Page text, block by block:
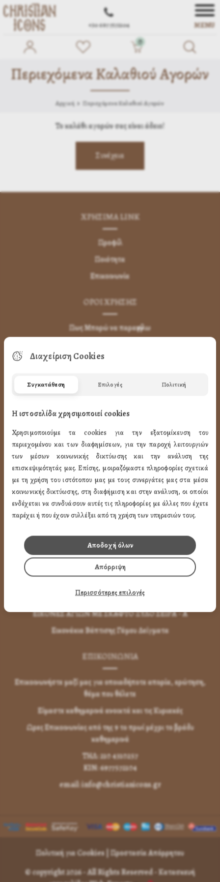
+30 697 7572104 MENU
0
Περιεχόμενα Καλαθιού Αγορών
Αρχική Περιεχόμενα Καλαθιού Αγορών
Το καλάθι αγορών σας είναι άδειο!
ΧΡΗΣΙΜA LINK
Προφίλ
Ποιότητα
Επικοινωνία
ΌΡΟΙ ΧΡΉΣΗΣ
Πως Μπορώ να παραγγείλω
Μεταφορικά & Αντικαταβολή
LINK
ΤΑ ΠΡΟΪΟΝΤΑ ΜΑΣ
Εικόνες Αγίων
Εικόνες Παναγίας
Εικόνες Χριστού
Εικόνες Παραστάσεων
Μπρελόκ Μέ Αγίους
Εικόνες με Φύλλα Χρυσού
Εικόνες Τοίχου με Καντήλι
Εικόνες Αγίων με Κορνίζα
ΕΙΚΟΝΕΣ ΑΓΙΩΝ ΜΕ ΣΚΑΦΤΟ ΞΥΛΟ ΣΕΙΡΑ - Α
Εικονάκια Βάπτισης Γάμου Δείγματα
ΕΠΙΚΟΙΝΩΝΊΑ
Επικοινωνήστε μαζί μας για οποιαδήποτε απορία, ερώτηση,
θέμα που θέλετε
Είμαστε καθημερινά ανοικτά και τις Κυριακές
Ωρες Επικοινωνίας από της 9 το πρωί μέχρι το βράδυ
καθημερινά
ΤΗΛ: 210 4310257
KIN: 6977572104
email: info@christianicons.gr
Πολιτική για Cookies Προστασία Απόρρητου
© copyright 2026 - All Rights Reserved - Κατασκευή
Διαχείριση Cookies
Συγκατάθεση Επιλογές Πολιτική
Η ιστοσελίδα χρησιμοποιεί cookies
Χρησιμοποιούμε τα cookies για την εξατομίκευση του
περιεχομένου και των διαφημίσεων, για την παροχή λειτουργιών
των μέσων κοινωνικής δικτύωσης και την ανάλυση της
επισκεψιμότητάς μας. Επίσης, μοιραζόμαστε πληροφορίες σχετικά
με τη χρήση του ιστότοπου μας με τους συνεργάτες μας στα μέσα
κοινωνικής δικτύωσης, στη διαφήμιση και στην ανάλυση, οι οποίοι
ενδέχεται να συνδυάσουν αυτές τις πληροφορίες με άλλες που έχετε
παρέχει ή που έχουν συλλέξει από τη χρήση των υπηρεσιών τους.
Απόρριψη
Αποδοχή όλων
Περισσότερες επιλογές